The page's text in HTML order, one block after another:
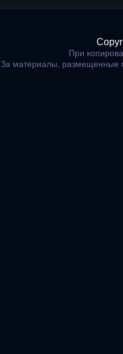
При
За материалы, размещенные